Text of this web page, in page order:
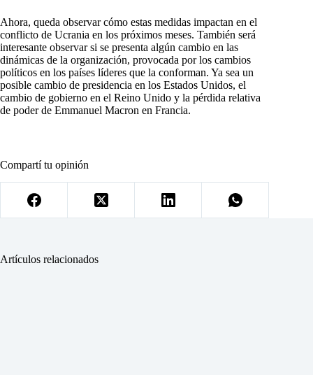
Ahora, queda observar cómo estas medidas impactan en el
conflicto de Ucrania en los próximos meses. También será
interesante observar si se presenta algún cambio en las
dinámicas de la organización, provocada por los cambios
políticos en los países líderes que la conforman. Ya sea un
posible cambio de presidencia en los Estados Unidos, el
cambio de gobierno en el Reino Unido y la pérdida relativa
de poder de Emmanuel Macron en Francia.
Compartí tu opinión
Artículos relacionados